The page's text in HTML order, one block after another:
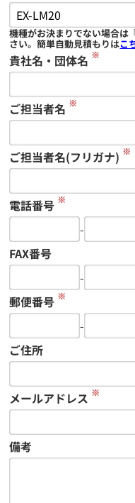
機種がお決まりでない場合は
さい。簡単自動見積もりはこ
貴社名・団体名 ※
ご担当者名 ※
ご担当者名(フリガナ) ※
電話番号 ※
-
FAX番号
-
郵便番号 ※
-
ご住所
メールアドレス ※
備考